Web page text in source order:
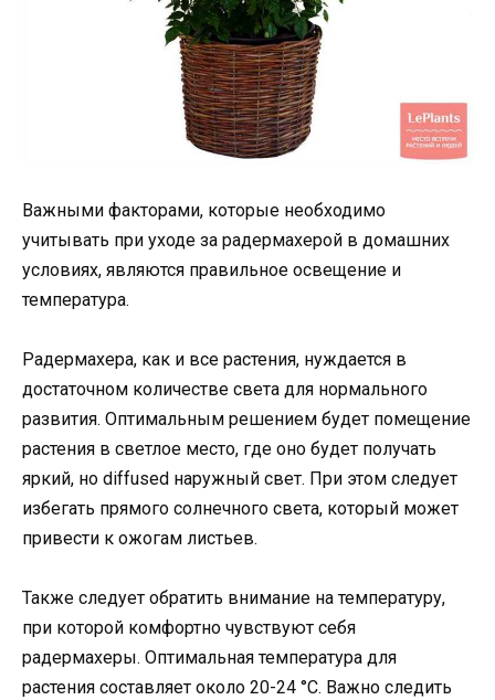
Важными факторами, которые необходимо
учитывать при уходе за радермахерой в домашних
условиях, являются правильное освещение и
температура.
Радермахера, как и все растения, нуждается в
достаточном количестве света для нормального
развития. Оптимальным решением будет помещение
растения в светлое место, где оно будет получать
яркий, но diffused наружный свет. При этом следует
избегать прямого солнечного света, который может
привести к ожогам листьев.
Также следует обратить внимание на температуру,
при которой комфортно чувствуют себя
радермахеры. Оптимальная температура для
растения составляет около 20-24 °C. Важно следить